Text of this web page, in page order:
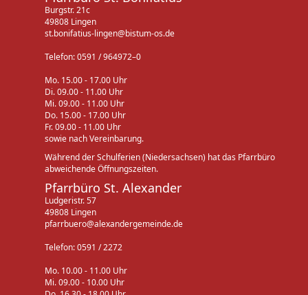
Burgstr. 21c
49808 Lingen
st.bonifatius-lingen@bistum-os.de
Telefon: 0591 / 964972–0
Mo. 15.00 - 17.00 Uhr
Di. 09.00 - 11.00 Uhr
Mi. 09.00 - 11.00 Uhr
Do. 15.00 - 17.00 Uhr
Fr. 09.00 - 11.00 Uhr
sowie nach Vereinbarung.
Während der Schulferien (Niedersachsen) hat das Pfarrbüro
abweichende Öffnungszeiten.
Pfarrbüro St. Alexander
Ludgeristr. 57
49808 Lingen
pfarrbuero@alexandergemeinde.de
Telefon: 0591 / 2272
Mo. 10.00 - 11.00 Uhr
Mi. 09.00 - 10.00 Uhr